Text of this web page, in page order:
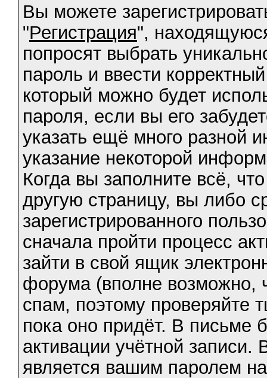
Вы можете
"Регистрация",
попросят выбрать
пароль и ввести
который можно будет
пароля, если вы его
указать ещё много разной
указание некоторой
Когда вы заполните всё,
другую страницу, вы либо
зарегистрированного
сначала пройти процесс
зайти в свой ящик
форума (вполне возможно,
спам, поэтому проверяйте
пока оно придёт. В письме
активации учётной
является вашим паролем